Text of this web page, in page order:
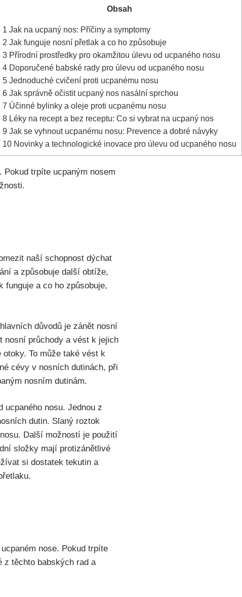
Obsah
1 Jak na⁣ ucpaný nos: ‍Příčiny a symptomy
2 Jak funguje⁣ nosní⁢ přetlak a co ho způsobuje
3 Přírodní​ prostředky pro okamžitou ‌úlevu⁤ od ucpaného‍ nosu
4 Doporučené babské rady pro úlevu od ucpaného nosu
5 Jednoduché cvičení⁣ proti⁤ ucpanému nosu
6 Jak​ správně očistit ucpaný nos ⁣nasální sprchou
7 Účinné ‌bylinky a oleje‍ proti ucpanému nosu
8 Léky na recept a bez receptu: Co si‍ vybrat‌ na ucpaný nos
9 Jak se vyhnout ucpanému nosu: ‍Prevence a⁣ dobré návyky
10 Novinky a technologické inovace pro úlevu od ucpaného nosu
trpíte‍ ucpaným nosem
naší schopnost‍ dýchat
a způsobuje ‌další obtíže,
funguje⁤ a​ co ⁤ho způsobuje,
důvodů je zánět nosní
nosní⁤ průchody a vést k jejich⁤
To může také ⁤vést k
​cévy v nosních ​dutinách, při
nosním ⁤dutinám.
‌nosu. Jednou ⁤z
⁢dutin. Slaný roztok
Další možností ⁤je použití
složky mají⁣ protizánětlivé
si dostatek tekutin a
nose. Pokud trpíte
z těchto‍ babských rad a